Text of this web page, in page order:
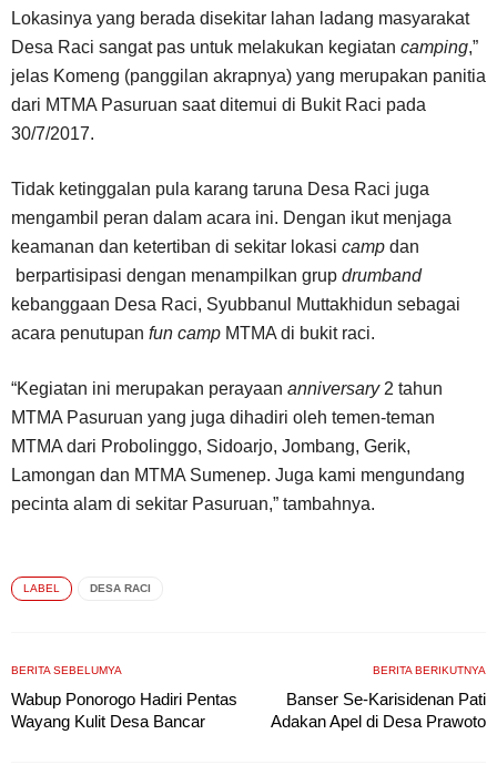
Lokasinya yang berada disekitar lahan ladang masyarakat
Desa Raci sangat pas untuk melakukan kegiatan camping,”
jelas Komeng (panggilan akrapnya) yang merupakan panitia
dari MTMA Pasuruan saat ditemui di Bukit Raci pada
30/7/2017.
Tidak ketinggalan pula karang taruna Desa Raci juga
mengambil peran dalam acara ini. Dengan ikut menjaga
keamanan dan ketertiban di sekitar lokasi camp dan
berpartisipasi dengan menampilkan grup drumband
kebanggaan Desa Raci, Syubbanul Muttakhidun sebagai
acara penutupan fun camp MTMA di bukit raci.
“Kegiatan ini merupakan perayaan anniversary2 tahun
MTMA Pasuruan yang juga dihadiri oleh temen-teman
MTMA dari Probolinggo, Sidoarjo, Jombang, Gerik,
Lamongan dan MTMA Sumenep. Juga kami mengundang
pecinta alam di sekitar Pasuruan,” tambahnya.
LABEL DESA RACI
BERITA SEBELUMYA
Wabup Ponorogo Hadiri Pentas
Wayang Kulit Desa Bancar
BERITA BERIKUTNYA
Banser Se-Karisidenan Pati
Adakan Apel di Desa Prawoto